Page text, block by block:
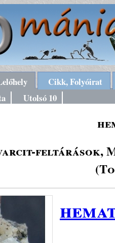
Cikk, Folyóirat
Utolsó 10
feltárások,